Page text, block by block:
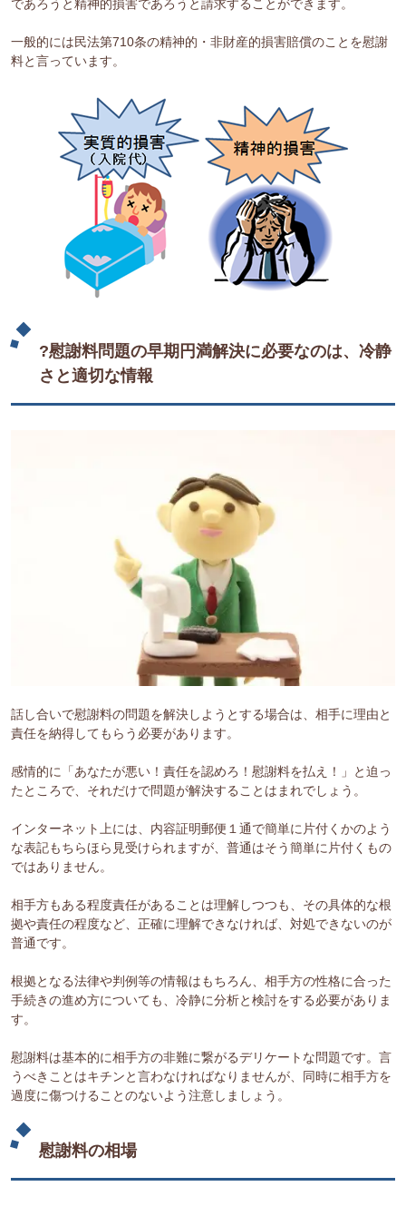
であろうと精神的損害であろうと請求することができます。
一般的には民法第710条の精神的・非財産的損害賠償のことを慰謝
料と言っています。
?慰謝料問題の早期円満解決に必要なのは、冷静
さと適切な情報
話し合いで慰謝料の問題を解決しようとする場合は、相手に理由と
責任を納得してもらう必要があります。
感情的に「あなたが悪い！責任を認めろ！慰謝料を払え！」と迫っ
たところで、それだけで問題が解決することはまれでしょう。
インターネット上には、内容証明郵便１通で簡単に片付くかのよう
な表記もちらほら見受けられますが、普通はそう簡単に片付くもの
ではありません。
相手方もある程度責任があることは理解しつつも、その具体的な根
拠や責任の程度など、正確に理解できなければ、対処できないのが
普通です。
根拠となる法律や判例等の情報はもちろん、相手方の性格に合った
手続きの進め方についても、冷静に分析と検討をする必要がありま
す。
慰謝料は基本的に相手方の非難に繋がるデリケートな問題です。言
うべきことはキチンと言わなければなりませんが、同時に相手方を
過度に傷つけることのないよう注意しましょう。
慰謝料の相場